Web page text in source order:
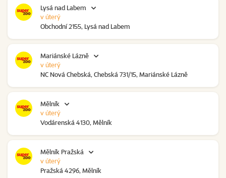
Lysá nad Labem
Obchodní 2155, Lysá nad Labem
v úterý
Mariánské Lázně
NC Nová Chebská, Chebská 731/15, Mariánské Lázně
v úterý
Mělník
Vodárenská 4130, Mělník
v úterý
Mělník Pražská
Pražská 4296, Mělník
v úterý